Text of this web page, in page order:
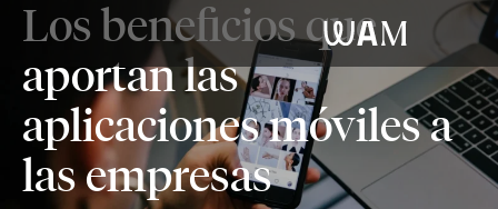
WAM
Los beneficios que
aportan las
aplicaciones móviles a
las empresas